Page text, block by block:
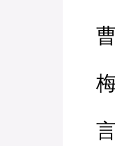
曹
梅
言